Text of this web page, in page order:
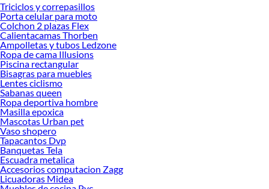
Triciclos y correpasillos
Porta celular para moto
Colchon 2 plazas Flex
Calientacamas Thorben
Ampolletas y tubos Ledzone
Ropa de cama Illusions
Piscina rectangular
Bisagras para muebles
Lentes ciclismo
Sabanas queen
Ropa deportiva hombre
Masilla epoxica
Mascotas Urban pet
Vaso shopero
Tapacantos Dvp
Banquetas Tela
Escuadra metalica
Accesorios computacion Zagg
Licuadoras Midea